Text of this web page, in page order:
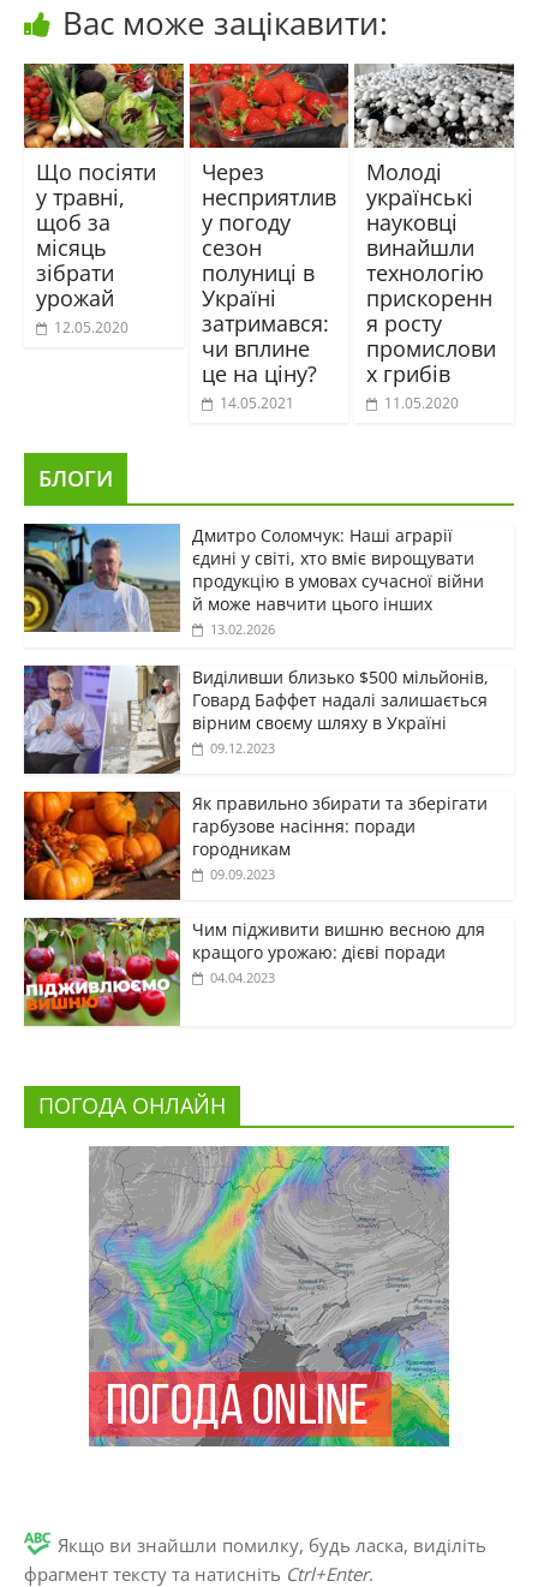
Вас може зацікавити:
Що посіяти
у травні,
щоб за
місяць
зібрати
урожай
12.05.2020
Через
несприятлив
у погоду
сезон
полуниці в
Україні
затримався:
чи вплине
це на ціну?
14.05.2021
Молоді
українські
науковці
винайшли
технологію
прискоренн
я росту
промислови
х грибів
11.05.2020
БЛОГИ
Дмитро Соломчук: Наші аграрії
єдині у світі, хто вміє вирощувати
продукцію в умовах сучасної війни
й може навчити цього інших
13.02.2026
Виділивши близько $500 мільйонів,
Говард Баффет надалі залишається
вірним своєму шляху в Україні
09.12.2023
Як правильно збирати та зберігати
гарбузове насіння: поради
городникам
09.09.2023
Чим підживити вишню весною для
кращого урожаю: дієві поради
04.04.2023
ПОГОДА ОНЛАЙН
Якщо ви знайшли помилку, будь ласка, виділіть
фрагмент тексту та натисніть Ctrl+Enter.